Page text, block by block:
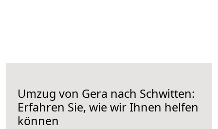
Umzug von Gera nach Schwitten:
Erfahren Sie, wie wir Ihnen helfen
können